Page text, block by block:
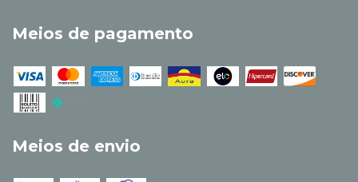
Meios de pagamento
Meios de envio